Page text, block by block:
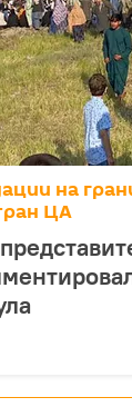
на
ЦА